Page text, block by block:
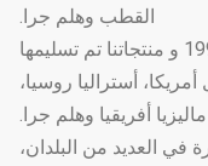
القطب وهلم جرا.
نحن تصديرها إلى الخارج البلدان منذ 1991 و منتجاتنا تم تسليمها
تشمل أمريكا، أستراليا روسيا،
أفريقيا وهلم جرا.
في العديد من البلدان،